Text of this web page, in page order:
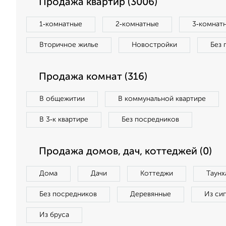
Продажа квартир (3006)
1‑комнатные 2‑комнатные
Вторичное жилье Новостройки Без
Продажа комнат (316)
В общежитии В коммунальной квартире
В 3‑к квартире Без посредников
Продажа домов, дач, коттеджей (0)
Дома Дачи Коттеджи
Без посредников Деревянные Из
Из бруса